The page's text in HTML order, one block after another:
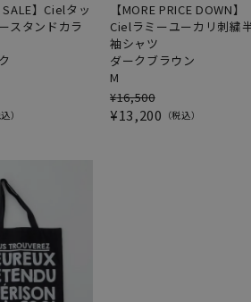
SALE】Cielタッ
スタンドカラ
【MORE PRICE DOWN】
Cielラミーユーカリ刺繍
袖シャツ
ダークブラウン
M
¥16,500
¥13,200 税込